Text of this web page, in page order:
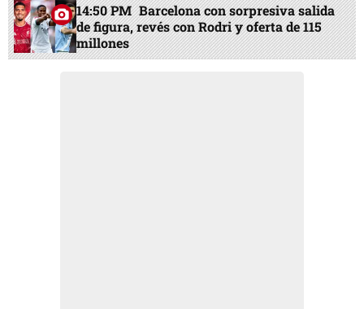
14:50 PM Barcelona con sorpresiva salida
de figura, revés con Rodri y oferta de 115
millones